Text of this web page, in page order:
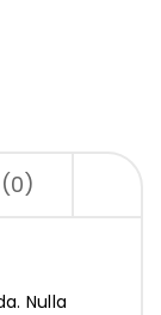
(0)
Nulla